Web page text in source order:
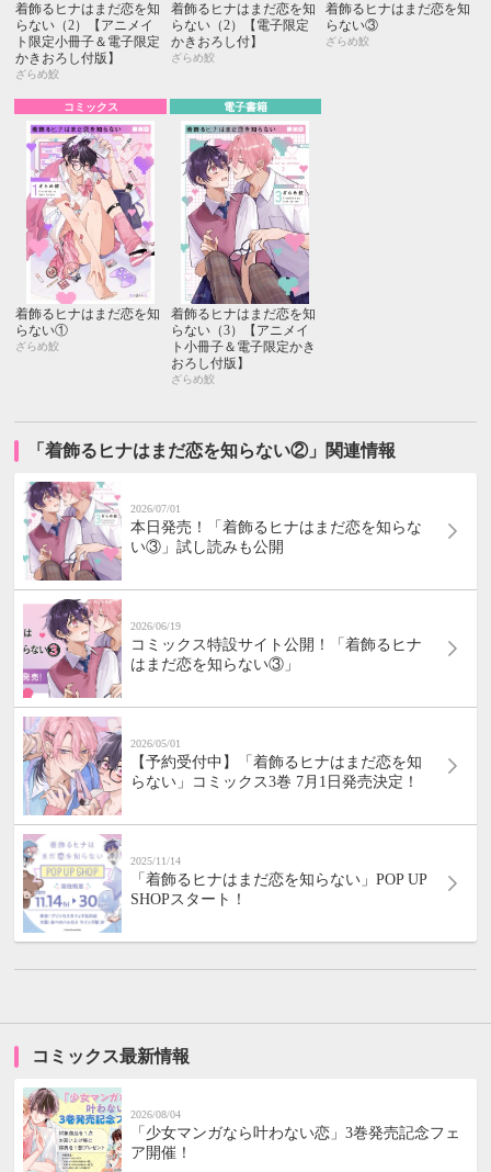
着飾るヒナはまだ恋を知
らない（2）【アニメイ
ト限定小冊子＆電子限定
かきおろし付版】
ざらめ鮫
着飾るヒナはまだ恋を知
らない（2）【電子限定
かきおろし付】
ざらめ鮫
着飾るヒナはまだ恋を知
らない③
ざらめ鮫
コミックス
着飾るヒナはまだ恋を知
らない①
ざらめ鮫
電子書籍
着飾るヒナはまだ恋を知
らない（3）【アニメイ
ト小冊子＆電子限定かき
おろし付版】
ざらめ鮫
「着飾るヒナはまだ恋を知らない②」関連情報
2026/07/01
本日発売！「着飾るヒナはまだ恋を知らな
い③」試し読みも公開
2026/06/19
コミックス特設サイト公開！「着飾るヒナ
はまだ恋を知らない③」
2026/05/01
【予約受付中】「着飾るヒナはまだ恋を知
らない」コミックス3巻 7月1日発売決定！
2025/11/14
「着飾るヒナはまだ恋を知らない」POP UP
SHOPスタート！
コミックス最新情報
2026/08/04
「少女マンガなら叶わない恋」3巻発売記念フェ
ア開催！